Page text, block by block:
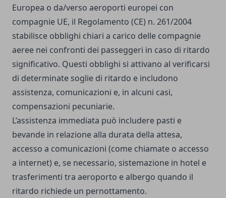
Europea o da/verso aeroporti europei con
compagnie UE, il Regolamento (CE) n. 261/2004
stabilisce obblighi chiari a carico delle compagnie
aeree nei confronti dei passeggeri in caso di ritardo
significativo. Questi obblighi si attivano al verificarsi
di determinate soglie di ritardo e includono
assistenza, comunicazioni e, in alcuni casi,
compensazioni pecuniarie.
L’assistenza immediata può includere pasti e
bevande in relazione alla durata della attesa,
accesso a comunicazioni (come chiamate o accesso
a internet) e, se necessario, sistemazione in hotel e
trasferimenti tra aeroporto e albergo quando il
ritardo richiede un pernottamento.